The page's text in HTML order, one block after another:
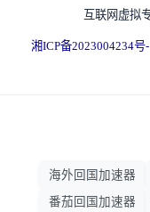
互联网虚拟
湘ICP备2023004234号
海外回国加速器
番茄回国加速器